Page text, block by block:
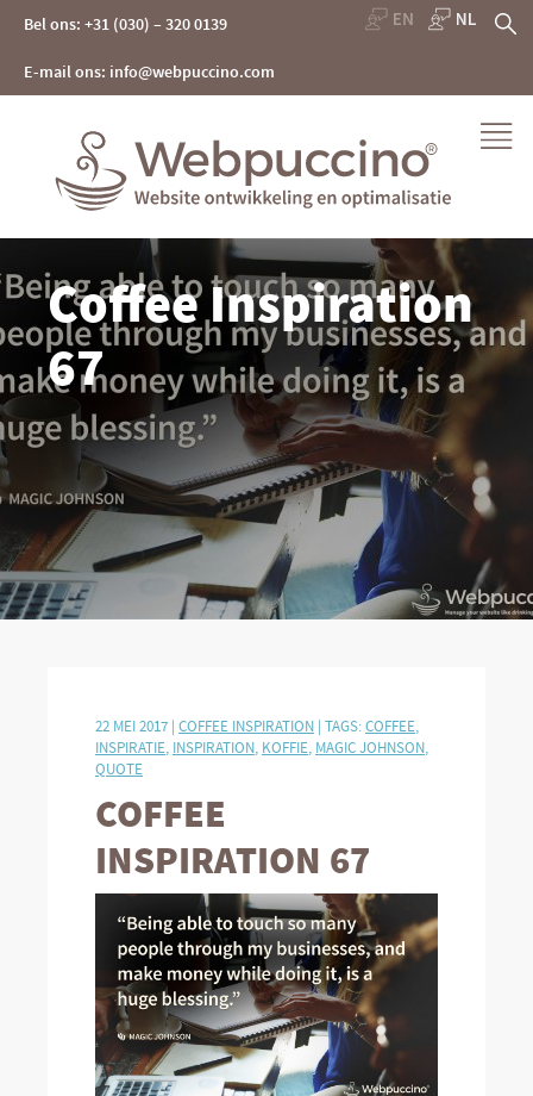
content
Bel ons: +31 (030) – 320 0139
E-mail ons: info@webpuccino.com
Webpuccino® website ontwikkeling en optimalisatie
Je website beheren alsof je koffie drinkt
Coffee Inspiration
67
22 MEI 2017 | COFFEE INSPIRATION | TAGS:COFFEE
INSPIRATIE INSPIRATION KOFFIE MAGIC JOHNSON
QUOTE
COFFEE
INSPIRATION 67